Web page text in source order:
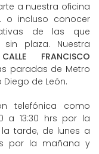
a nuestra oficina
o incluso conocer
de las que
plaza. Nuestra
CALLE FRANCISCO
paradas de Metro
de León.
telefónica como
a 13:30 hrs por la
tarde, de lunes a
por la mañana y